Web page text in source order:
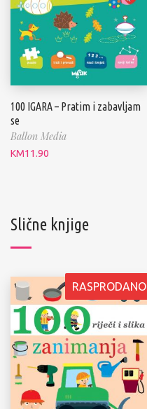
100 IGARA – Pratim i zabavljam
se
Ballon Media
KM11.90
Slične knjige
RASPRODANO